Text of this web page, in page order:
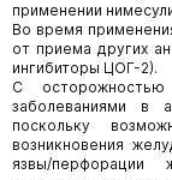
применении
Во время
от приема других
ингибиторы ЦОГ-2).
С
заболеваниями в
поскольку
возникновения
язвы/перфорации